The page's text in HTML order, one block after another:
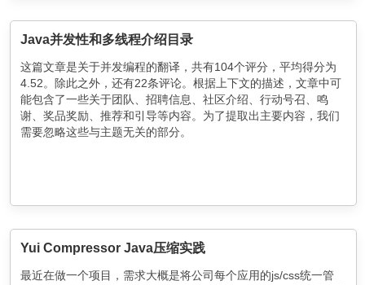
Java并发性和多线程介绍目录
这篇文章是关于并发编程的翻译，共有104个评分，平均得分为
4.52。除此之外，还有22条评论。根据上下文的描述，文章中可
能包含了一些关于团队、招聘信息、社区介绍、行动号召、鸣
谢、奖品奖励、推荐和引导等内容。为了提取出主要内容，我们
需要忽略这些与主题无关的部分。
Yui Compressor Java压缩实践
最近在做一个项目，需求大概是将公司每个应用的js/css统一管